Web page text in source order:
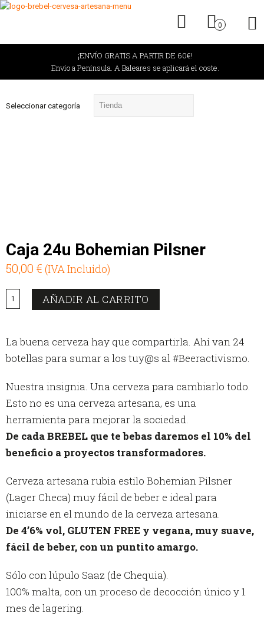
0
¡ENVÍO GRATIS A PARTIR DE 60€!
Envío a Península. A Baleares se aplicará el coste.
Seleccionar categoría
Caja 24u Bohemian Pilsner
50,00 € (IVA Incluido)
Caja
24u
cantidad
AÑADIR AL CARRITO
La buena cerveza hay que compartirla. Ahí van 24
botellas para sumar a los tuy@s al #Beeractivismo.
Nuestra insignia. Una cerveza para cambiarlo todo.
Esto no es una cerveza artesana, es una
herramienta para mejorar la sociedad.
De cada BREBEL que te bebas daremos el 10% del
beneficio a proyectos transformadores.
Cerveza artesana rubia estilo Bohemian Pilsner
(Lager Checa) muy fácil de beber e ideal para
iniciarse en el mundo de la cerveza artesana.
De 4’6% vol, GLUTEN FREE y vegana, muy suave,
fácil de beber, con un puntito amargo.
Sólo con lúpulo Saaz (de Chequia).
100% malta, con un proceso de decocción único y 1
mes de lagering.